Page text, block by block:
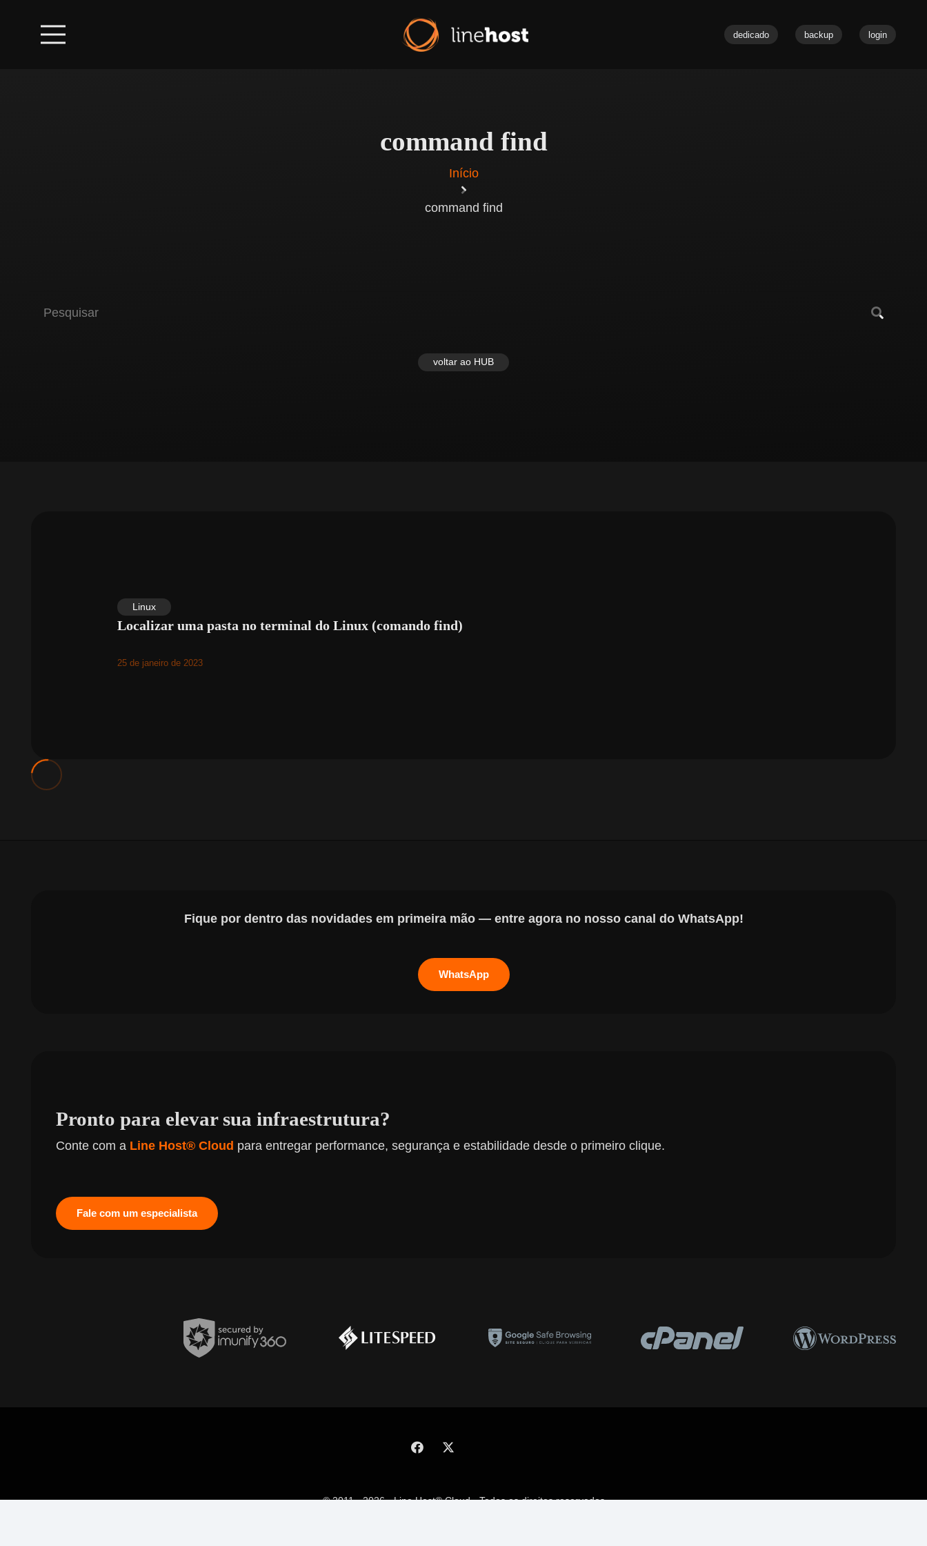
dedicado backup login
command find
Início
command find
voltar ao HUB
Linux
Localizar uma pasta no terminal do Linux (comando find)
25 de janeiro de 2023
Fique por dentro das novidades em primeira mão — entre agora no nosso canal do WhatsApp!
WhatsApp
Pronto para elevar sua infraestrutura?
Conte com a Line Host® Cloud para entregar performance, segurança e estabilidade desde o primeiro clique.
Fale com um especialista
© 2011 - 2026 - Line Host® Cloud - Todos os direitos reservados